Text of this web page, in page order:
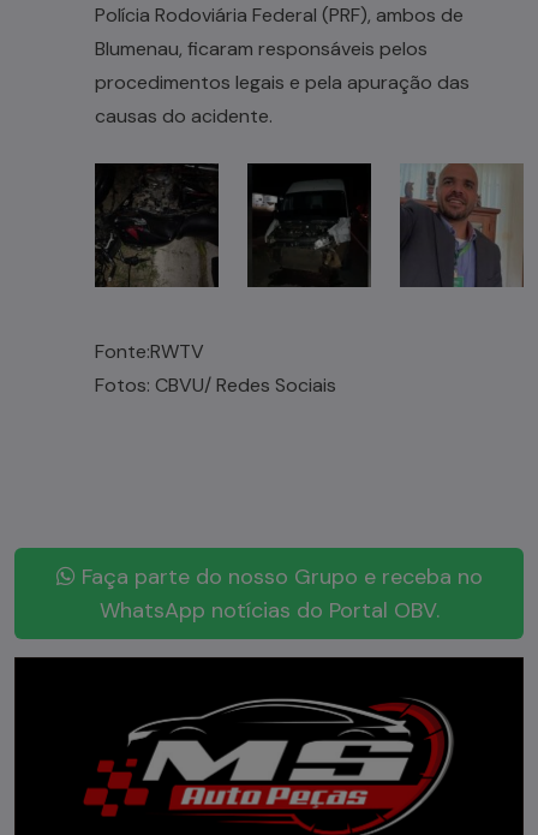
Polícia Rodoviária Federal (PRF), ambos de
Blumenau, ficaram responsáveis pelos
procedimentos legais e pela apuração das
causas do acidente.
Fonte:RWTV
Fotos: CBVU/ Redes Sociais
Faça parte do nosso Grupo e receba no
WhatsApp notícias do Portal OBV.